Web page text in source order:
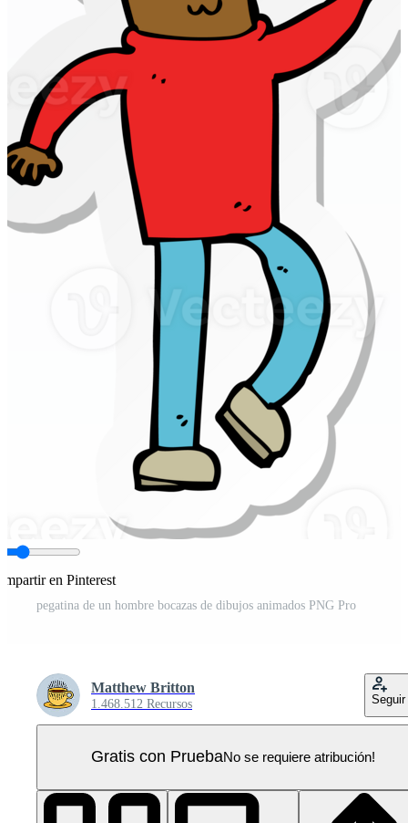
en Pinterest
pegatina de un hombre bocazas de dibujos animados PNG Pro
Matthew Britton
1.468.512 Recursos Seguir
Gratis con PruebaNo se requiere atribución!